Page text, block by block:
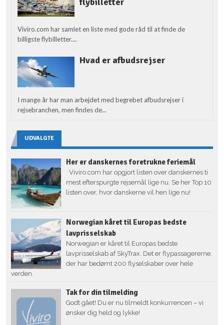
Viviro.com har samlet en liste med gode råd til at finde de
billigste flybilletter....
Hvad er afbudsrejser
I mange år har man arbejdet med begrebet afbudsrejser i
rejsebranchen, men findes de...
UDVALGTE
Her er danskernes foretrukne feriemål
Viviro.com har opgjort listen over danskernes ti
mest efterspurgte rejsemål lige nu. Se her Top 10
listen over, hvor danskerne vil hen lige nu!
Norwegian kåret til Europas bedste
lavprisselskab
Norwegian er kåret til Europas bedste
lavprisselskab af SkyTrax. Det er flypassagererne,
der har bedømt 200 flyselskaber over hele
verden.
Tak for din tilmelding
Godt gået! Du er nu tilmeldt konkurrencen – vi
ønsker dig held og lykke!